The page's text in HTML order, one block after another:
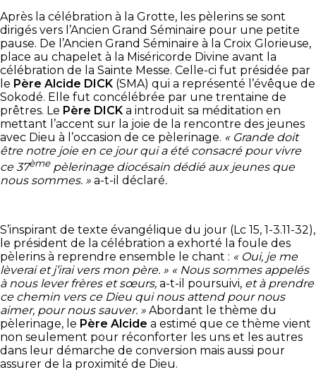
Après la célébration à la Grotte, les pèlerins se sont
dirigés vers l’Ancien Grand Séminaire pour une petite
pause. De l’Ancien Grand Séminaire à la Croix Glorieuse,
place au chapelet à la Miséricorde Divine avant la
célébration de la Sainte Messe. Celle-ci fut présidée par
le Père Alcide DICK (SMA) qui a représenté l’évêque de
Sokodé. Elle fut concélébrée par une trentaine de
prêtres. Le Père DICK a introduit sa méditation en
mettant l’accent sur la joie de la rencontre des jeunes
avec Dieu à l’occasion de ce pèlerinage. « Grande doit
être notre joie en ce jour qui a été consacré pour vivre
ce 37èmepèlerinage diocésain dédié aux jeunes que
nous sommes. » a-t-il déclaré.
S’inspirant de texte évangélique du jour (Lc 15, 1-3.11-32),
le président de la célébration a exhorté la foule des
pèlerins à reprendre ensemble le chant : « Oui, je me
lèverai et j’irai vers mon père. » « Nous sommes appelés
à nous lever frères et sœurs, a-t-il poursuivi, et à prendre
ce chemin vers ce Dieu qui nous attend pour nous
aimer, pour nous sauver. » Abordant le thème du
pèlerinage, le Père Alcide a estimé que ce thème vient
non seulement pour réconforter les uns et les autres
dans leur démarche de conversion mais aussi pour
assurer de la proximité de Dieu.